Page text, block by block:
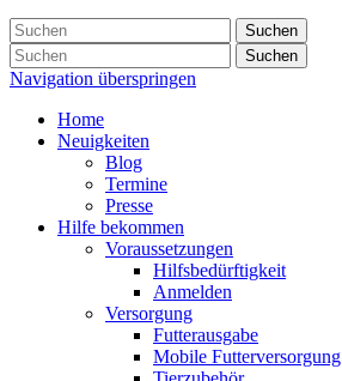
Suchen
Suchen
Navigation überspringen
Home
Neuigkeiten
Blog
Termine
Presse
Hilfe bekommen
Voraussetzungen
Hilfsbedürftigkeit
Anmelden
Versorgung
Futterausgabe
Mobile Futterversorgung